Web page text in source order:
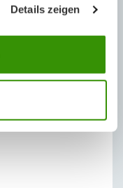
Details zeigen